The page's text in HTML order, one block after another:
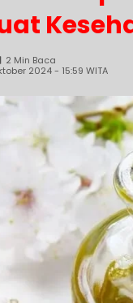
2 Min Baca
2024 - 15:59 WITA